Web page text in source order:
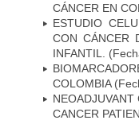
CÁNCER EN
ESTUDIO
CON CÁNCER
INFANTIL.
COLOMBIA
CANCER